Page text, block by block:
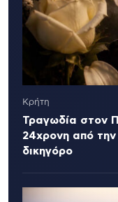
Κρήτη
Τραγωδία στον
24χρονη από
δικηγόρο